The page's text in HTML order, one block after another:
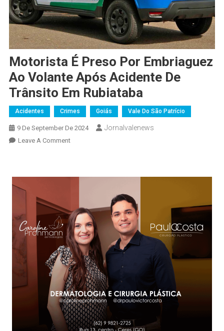
Motorista É Preso Por Embriaguez
Ao Volante Após Acidente De
Trânsito Em Rubiataba
Acidentes Crimes Goiás Vale Do São Patrício
9 De September De 2024 Jornalvalenews
Leave A CommentOn
Ao
Volante
Após
Acidente
De
Trânsito
Em
Rubiataba